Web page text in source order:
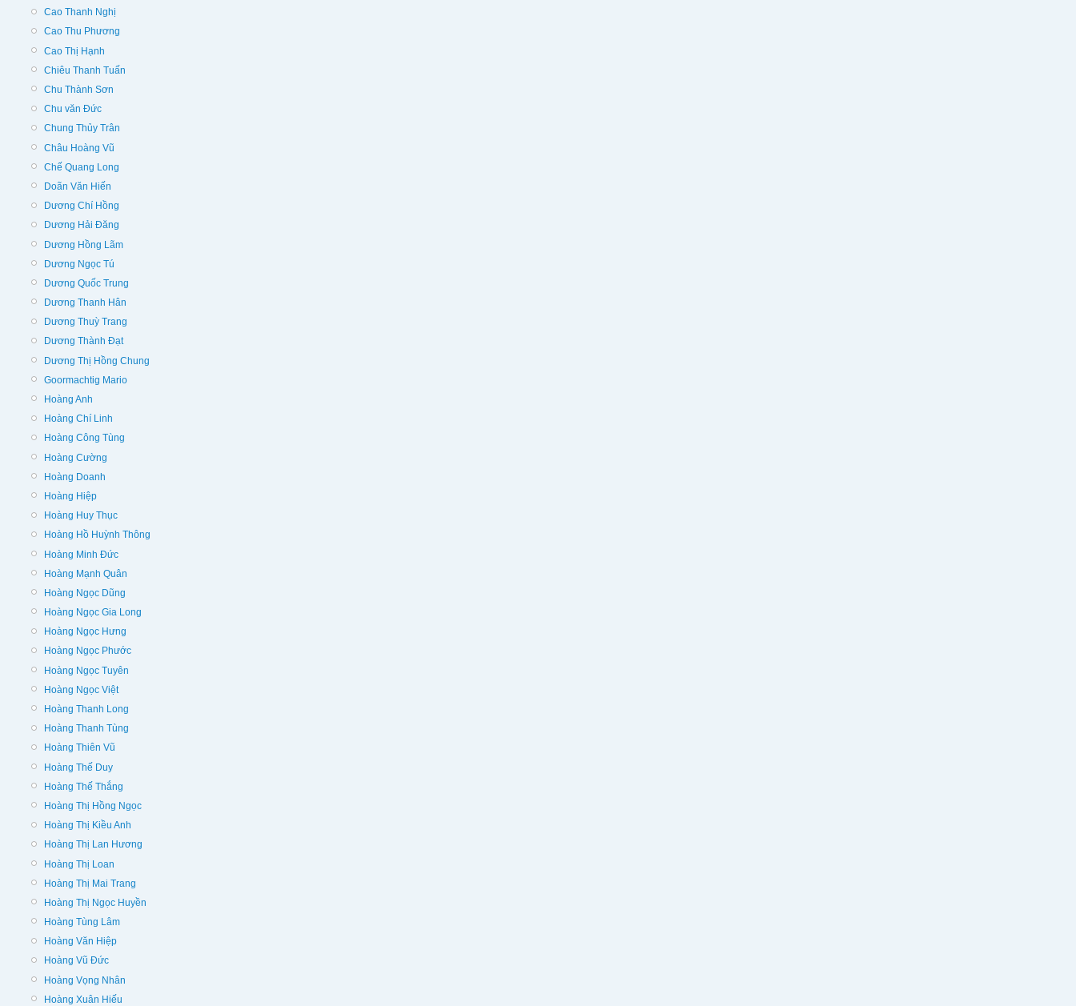
Cao Thanh Nghị
Cao Thu Phương
Cao Thị Hạnh
Chiêu Thanh Tuấn
Chu Thành Sơn
Chu văn Đức
Chung Thủy Trân
Châu Hoàng Vũ
Chế Quang Long
Doãn Văn Hiến
Dương Chí Hồng
Dương Hải Đăng
Dương Hồng Lãm
Dương Ngọc Tú
Dương Quốc Trung
Dương Thanh Hân
Dương Thuỳ Trang
Dương Thành Đạt
Dương Thị Hồng Chung
Goormachtig Mario
Hoàng Anh
Hoàng Chí Linh
Hoàng Công Tùng
Hoàng Cường
Hoàng Doanh
Hoàng Hiệp
Hoàng Huy Thục
Hoàng Hồ Huỳnh Thông
Hoàng Minh Đức
Hoàng Mạnh Quân
Hoàng Ngọc Dũng
Hoàng Ngọc Gia Long
Hoàng Ngọc Hưng
Hoàng Ngọc Phước
Hoàng Ngọc Tuyên
Hoàng Ngọc Việt
Hoàng Thanh Long
Hoàng Thanh Tùng
Hoàng Thiên Vũ
Hoàng Thế Duy
Hoàng Thế Thắng
Hoàng Thị Hồng Ngọc
Hoàng Thị Kiều Anh
Hoàng Thị Lan Hương
Hoàng Thị Loan
Hoàng Thị Mai Trang
Hoàng Thị Ngọc Huyền
Hoàng Tùng Lâm
Hoàng Văn Hiệp
Hoàng Vũ Đức
Hoàng Vọng Nhân
Hoàng Xuân Hiếu